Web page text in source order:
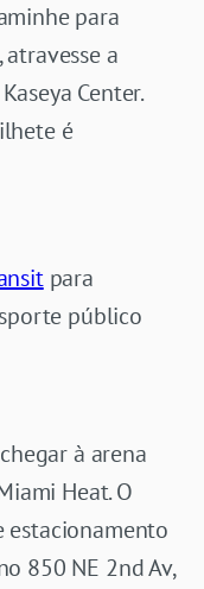
para
a
Center.
é
para
público
à arena
Heat. O
estacionamento
850 NE 2nd Av,